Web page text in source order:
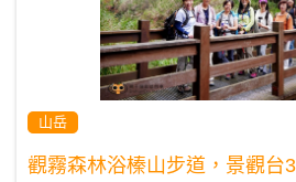
山岳
觀霧森林浴榛山步道，景觀台